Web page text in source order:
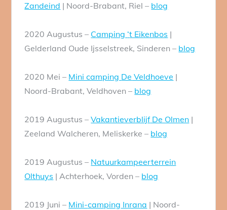
Zandeind | Noord-Brabant, Riel – blog
2020 Augustus – Camping ‘t Eikenbos |
Gelderland Oude Ijsselstreek, Sinderen – blog
2020 Mei – Mini camping De Veldhoeve |
Noord-Brabant, Veldhoven – blog
2019 Augustus –VakantieverblijfDe Olmen |
Zeeland Walcheren, Meliskerke – blog
2019 Augustus – Natuurkampeerterrein
Olthuys | Achterhoek, Vorden – blog
2019 Juni – Mini-camping Inrana | Noord-